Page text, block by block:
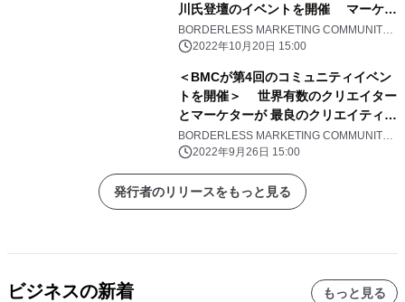
川氏登壇のイベントを開催 マーケテ
ィングを成功に導くために 社内の他部
門を巻き込むノウハウ ＜
BORDERLESS MARKETING COMMUNITY
事務局
2022年10月20日 15:00
＜BMCが第4回のコミュニティイベン
トを開催＞ 世界有数のクリエイター
とマーケターが 最良のクリエイティブ
を“共創”するノウハウを解説
BORDERLESS MARKETING COMMUNITY
事務局
2022年9月26日 15:00
発行者のリリースをもっと見る
ビジネスの新着 もっと見る